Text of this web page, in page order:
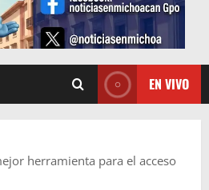
EN VIVO
herramienta para el acceso